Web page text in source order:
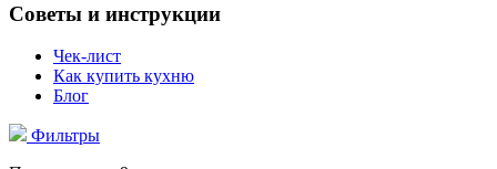
Советы и инструкции
Чек-лист
Как купить кухню
Блог
Фильтры